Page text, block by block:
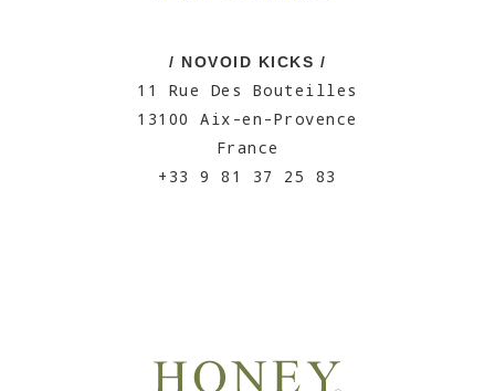
/ NOVOID KICKS /
11 Rue Des Bouteilles
13100 Aix-en-Provence
France
+33 9 81 37 25 83